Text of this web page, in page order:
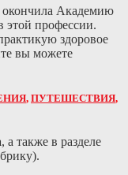
Академию
профессии.
здоровое
вы можете
, ПУТЕШЕСТВИЯ,
, а также в разделе